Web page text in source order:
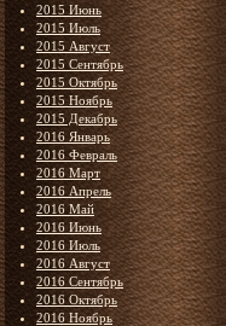
2015 Июнь
2015 Июль
2015 Август
2015 Сентябрь
2015 Октябрь
2015 Ноябрь
2015 Декабрь
2016 Январь
2016 Февраль
2016 Март
2016 Апрель
2016 Май
2016 Июнь
2016 Июль
2016 Август
2016 Сентябрь
2016 Октябрь
2016 Ноябрь